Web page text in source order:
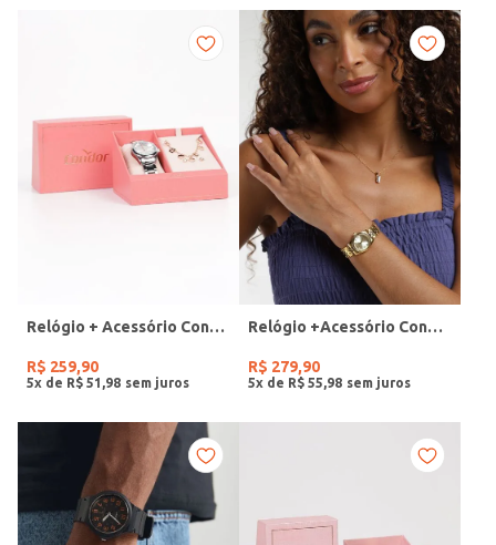
Relógio + Acessório Condor Feminino PRATA
R$ 259,90
5x de R$ 51 98
Relógio +Acessório Condor Feminino DOURADO
R$ 279,90
5x de R$ 55 98